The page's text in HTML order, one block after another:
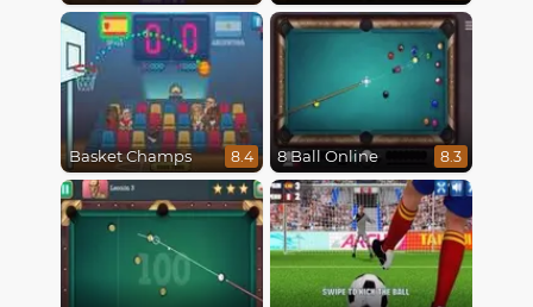
Basket Champs 8.4 8 Ball Online 8.3